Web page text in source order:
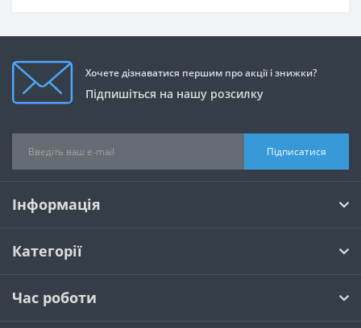
Хочете дізнаватися першим про акції і знижки?
Підпишіться на нашу розсилку
Підписатися
Інформація
Категорії
Час роботи